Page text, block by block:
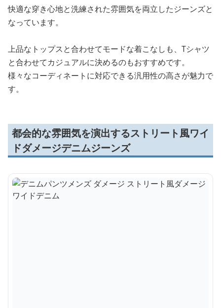
快適な穿き心地と洗練された雰囲気を両立したジーンズと
なっています。
上品なトップスと合わせてモードな着こなしも、Tシャツ
と合わせてカジュアルに決めるのもおすすめです。
様々なコーディネートに対応できる汎用性の高さが魅力で
す。
都会的な雰囲気を演出するストリート風ワイ
ドダメージデニムジーンズ